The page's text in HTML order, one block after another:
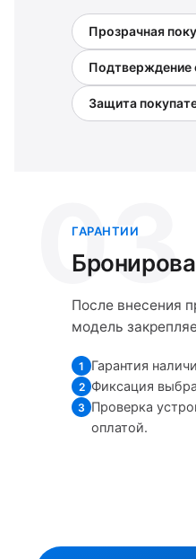
Прозрачная
Подтверждение
Защита
03
ГАРАНТИИ
После внесения
модель
1 Гарантия
2 Фиксация
3 Проверка
оплатой.